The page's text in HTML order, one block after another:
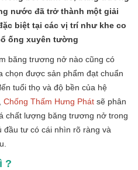
nước đã trở thành một giải
biệt tại các vị trí như khe co
ống xuyên tường
băng trương nở nào cũng có
chọn được sản phẩm đạt chuẩn
tuổi thọ và độ bền của hệ
Chống Thấm Hưng Phát sẽ phân
chất lượng băng trương nở trong
đầu tư có cái nhìn rõ ràng và
?